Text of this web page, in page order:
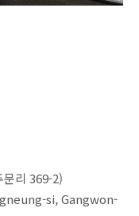
문리 369-2)
si, Gangwon-